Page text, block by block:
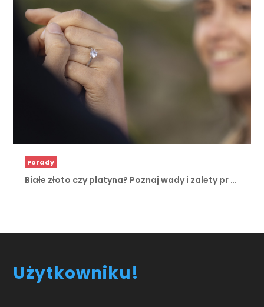
Porady
Białe złoto czy platyna? Poznaj wady i zalety pr …
Użytkowniku!